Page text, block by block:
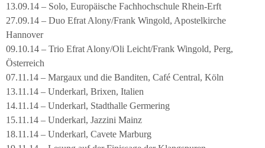
13.09.14 – Solo, Europäische Fachhochschule Rhein-Erft
27.09.14 – Duo Efrat Alony/Frank Wingold, Apostelkirche
Hannover
09.10.14 – Trio Efrat Alony/Oli Leicht/Frank Wingold, Perg,
Österreich
07.11.14 – Margaux und die Banditen, Café Central, Köln
13.11.14 – Underkarl, Brixen, Italien
14.11.14 – Underkarl, Stadthalle Germering
15.11.14 – Underkarl, Jazzini Mainz
18.11.14 – Underkarl, Cavete Marburg